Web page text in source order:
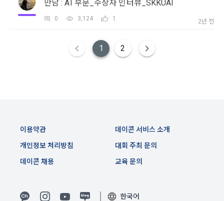
제 5 조 (이용계약의 성립)
의 안내를 "회원"에게 통지함으로써 이용계약이 성립된다.
증에 필요한 이름, 생년월일, 연락처 등을 제공하여야 한다.
4. 페이스북 등 외부서비스와의 연동을 통해 이용계약을 신청할
경우, 본 약관과 개인정보취급방침, 서비스 제공을 위해 “회
“회원”에게 통지함으로써 이용계약이 성립된다.
4) 보상금 지급 시 수집하는 항목
필수항목: 본인 계좌정보(은행, 계좌번호), 주민등록번호(근거 :
IP Address, 쿠키, 방문일시, 서비스 이용 기록, 불량 이용 기록,
에 대해 동의를 하고 직접 정보를 입력하는 경우, 해당 개인정보
만남 : AI 부문_수상자 인터뷰_SKKUAI
0 3,124 1 2년 전
1 2
이용약관
개인정보 처리방침
대회 주최 문의
교육 문의
데이콘 서비스 소개
데이콘 채용
한국어